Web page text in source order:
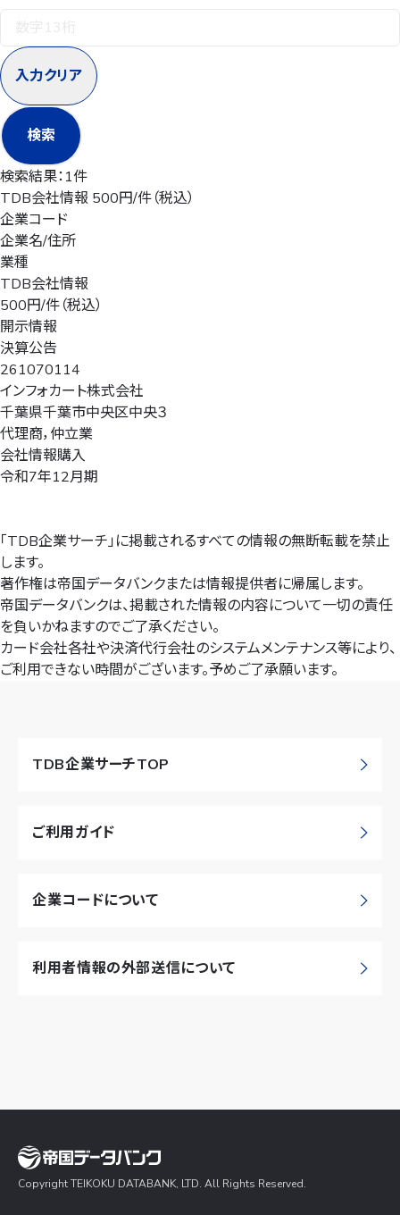
入力クリア
検索
検索結果：1件
TDB会社情報 500円/件（税込）
企業コード
企業名/住所
業種
TDB会社情報
500円/件（税込）
開示情報
決算公告
261070114
インフォカート株式会社
千葉県千葉市中央区中央３
代理商，仲立業
会社情報購入
令和7年12月期
「TDB企業サーチ」に掲載されるすべての情報の無断転載を禁止
します。
著作権は帝国データバンクまたは情報提供者に帰属します。
帝国データバンクは、掲載された情報の内容について一切の責任
を負いかねますのでご了承ください。
カード会社各社や決済代行会社のシステムメンテナンス等により、
ご利用できない時間がございます。予めご了承願います。
TDB企業サーチTOP
ご利用ガイド
企業コードについて
利用者情報の外部送信について
Copyright TEIKOKU DATABANK, LTD. All Rights Reserved.